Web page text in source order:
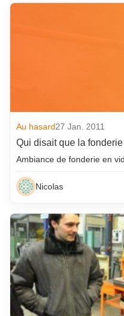
Au hasard27 Jan. 2011
Qui disait que la fonderie
Ambiance de fonderie en
Nicolas